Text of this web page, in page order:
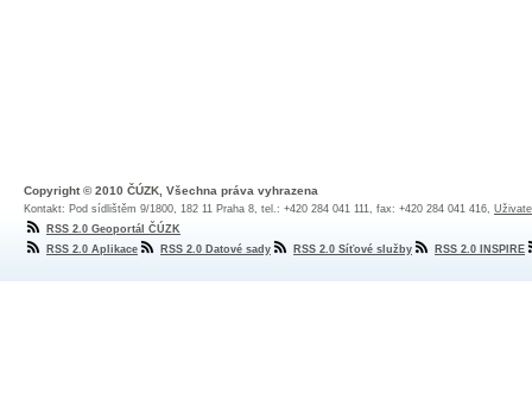
Copyright © 2010 ČÚZK, Všechna práva vyhrazena
Kontakt: Pod sídlištěm 9/1800, 182 11 Praha 8, tel.: +420 284 041 111, fax: +420 284 041 416,
RSS 2.0 Geoportál ČÚZK
RSS 2.0 Aplikace
RSS 2.0 Datové sady RSS 2.0 Síťové služby RSS 2.0 INSPIRE